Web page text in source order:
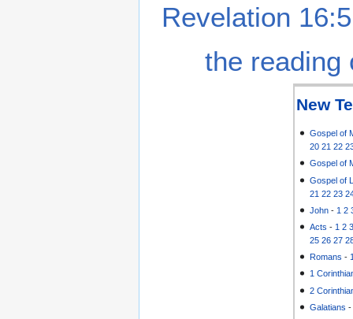
Revelation
the reading
New
Gospel of
20 21 22
Gospel of
Gospel of
21 22 23
John - 1 2
Acts - 1 2
25 26 27
Romans -
1
2
Galatians